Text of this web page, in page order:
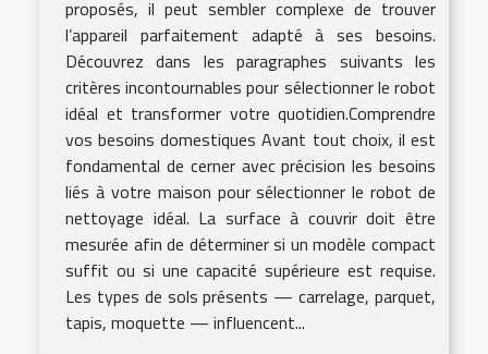
proposés, il peut sembler complexe de trouver
l’appareil parfaitement adapté à ses besoins.
Découvrez dans les paragraphes suivants les
critères incontournables pour sélectionner le robot
idéal et transformer votre quotidien.Comprendre
vos besoins domestiques Avant tout choix, il est
fondamental de cerner avec précision les besoins
liés à votre maison pour sélectionner le robot de
nettoyage idéal. La surface à couvrir doit être
mesurée afin de déterminer si un modèle compact
suffit ou si une capacité supérieure est requise.
Les types de sols présents — carrelage, parquet,
tapis, moquette — influencent...